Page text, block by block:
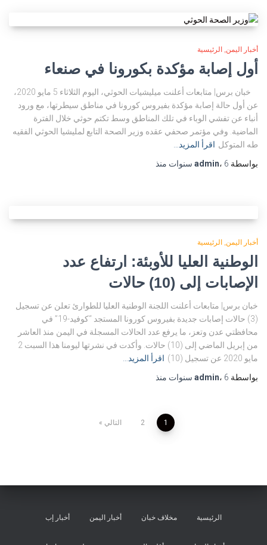
أخبار اليمن الرئيسية
أول إصابة مؤكدة بكورونا في صنعاء
خبان برس| متابعات أعلنت ميليشيات الحوثي، اليوم الثلاثاء 5 مايو 2020،
عن أول حالة إصابة مؤكدة بفيروس كورونا في مناطق سيطرتها، مع ورود
أنباء عن تفشي الوباء في تلك المناطق وسط تكتم حوثي خلال الفترة
الماضية. وفي مؤتمر صحفي عقده وزير الصحة التابع لمليشيا الحوثي الفقيه
طه المتوكل اقرأ المزيد…
بواسطة
admin، 6 سنوات منذ
أخبار اليمن الرئيسية
الوطنية العليا للأوبئة: ارتفاع عدد
الإصابات إلى (10) حالات
خبان برس| متابعات أعلنت اللجنة الوطنية العليا للطوارئ تعلن عن تسجيل
(3) حالات إصابات جديدة بفيروس كورونا المستجد “كوفيد-19” في
محافظتي عدن وتعز، ما يرفع عدد الحالات المسجلة في اليمن منذ العاشر
من إبريل الماضي إلى (10) حالات. وأكدت في نشرتها ليومنا هذا السبت 2
مايو 2020 عن تسجيل (10)
اقرأ المزيد…
بواسطة
admin، 6 سنوات منذ
1
2 التالي
الرئيسية مخلاف خبان أخبار اليمن أخبار إب